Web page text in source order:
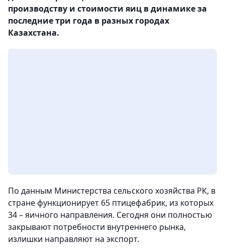
производству и стоимости яиц в динамике за
последние три года в разных городах
Казахстана.
По данным Министерства сельского хозяйства РК, в
стране функционирует 65 птицефабрик, из которых
34 – яичного направления. Сегодня они полностью
закрывают потребности внутреннего рынка,
излишки направляют на экспорт.